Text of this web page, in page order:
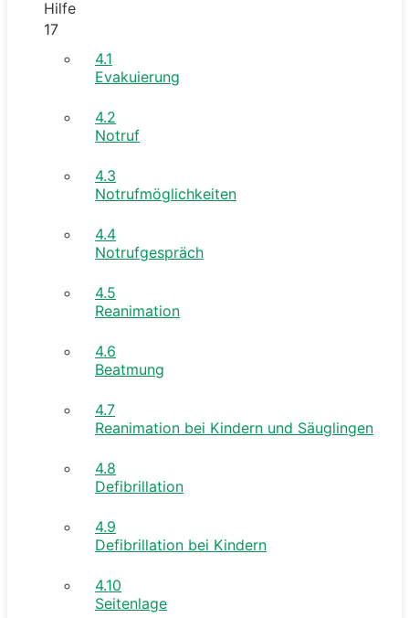
Hilfe
17
4.1
Evakuierung
4.2
Notruf
4.3
Notrufmöglichkeiten
4.4
Notrufgespräch
4.5
Reanimation
4.6
Beatmung
4.7
Reanimation bei Kindern und Säuglingen
4.8
Defibrillation
4.9
Defibrillation bei Kindern
4.10
Seitenlage